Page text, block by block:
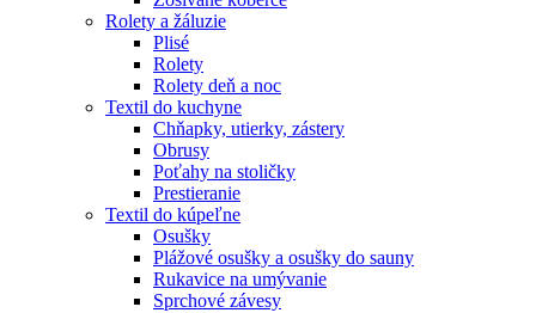
Rolety a žáluzie
Plisé
Rolety
Rolety deň a noc
Textil do kuchyne
Chňapky, utierky, zástery
Obrusy
Poťahy na stoličky
Prestieranie
Textil do kúpeľne
Osušky
Plážové osušky a osušky do sauny
Rukavice na umývanie
Sprchové závesy